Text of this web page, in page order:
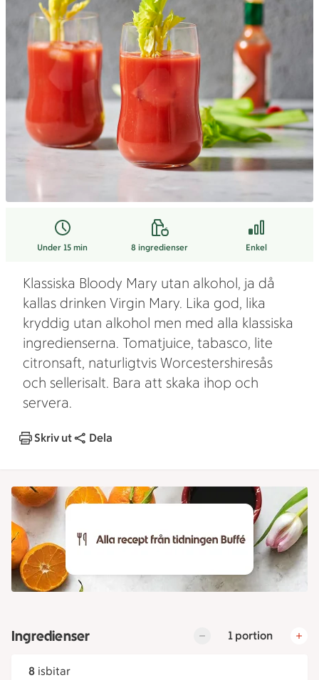
Under 15 min 8 ingredienser Enkel
Klassiska Bloody Mary utan alkohol, ja då
kallas drinken Virgin Mary. Lika god, lika
kryddig utan alkohol men med alla klassiska
ingredienserna. Tomatjuice, tabasco, lite
citronsaft, naturligtvis Worcestershiresås
och sellerisalt. Bara att skaka ihop och
servera.
Skriv ut Dela
Ingredienser 1 portion
8 isbitar